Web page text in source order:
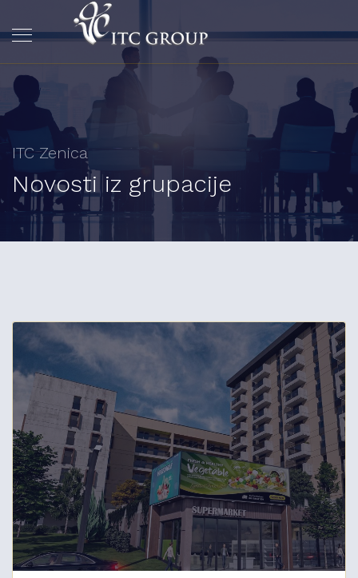
ITC Zenica
Novosti iz grupacije